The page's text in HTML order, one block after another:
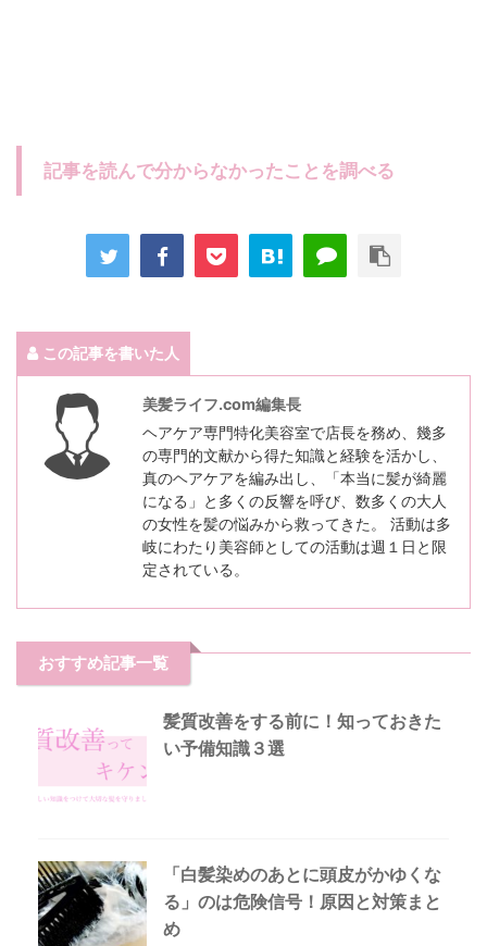
記事を読んで分からなかったことを調べる
この記事を書いた人
美髪ライフ.com編集長
ヘアケア専門特化美容室で店長を務め、幾多
の専門的文献から得た知識と経験を活かし、
真のヘアケアを編み出し、「本当に髪が綺麗
になる」と多くの反響を呼び、数多くの大人
の女性を髪の悩みから救ってきた。 活動は多
岐にわたり美容師としての活動は週１日と限
定されている。
おすすめ記事一覧
髪質改善をする前に！知っておきた
い予備知識３選
「白髪染めのあとに頭皮がかゆくな
る」のは危険信号！原因と対策まと
め